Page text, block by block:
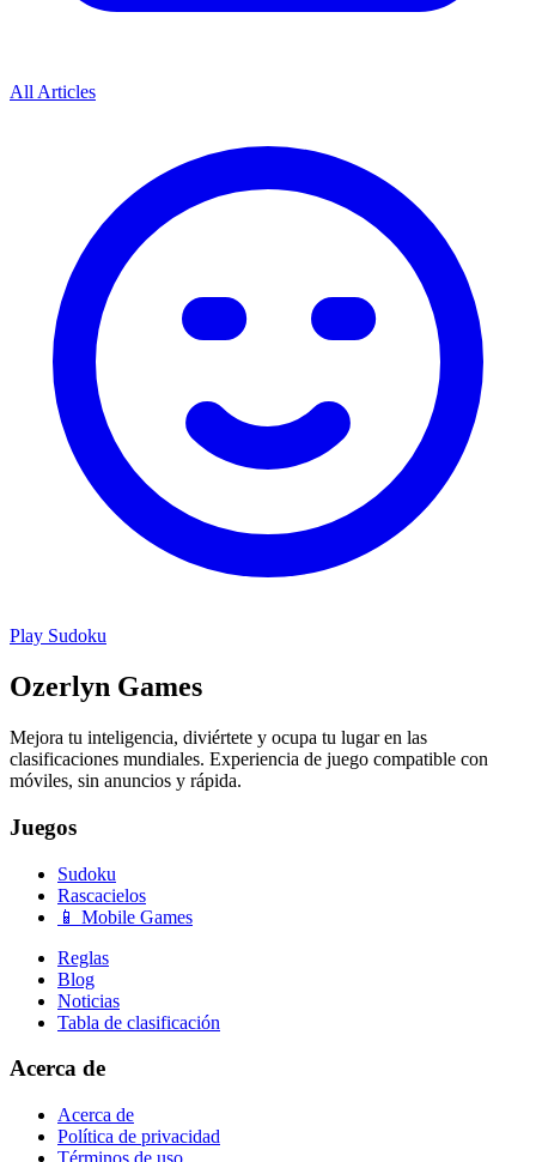
All Articles
Play Sudoku
Ozerlyn Games
Mejora tu inteligencia, diviértete y ocupa tu lugar en las
clasificaciones mundiales. Experiencia de juego compatible con
móviles, sin anuncios y rápida.
Juegos
Sudoku
Rascacielos
📱 Mobile Games
Reglas
Blog
Noticias
Tabla de clasificación
Acerca de
Acerca de
Política de privacidad